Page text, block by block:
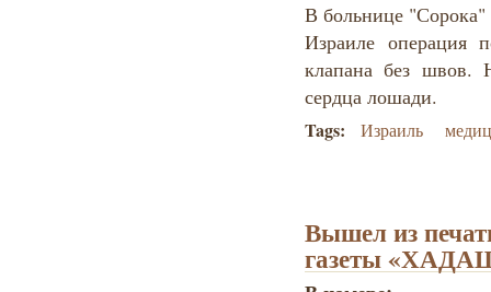
В больнице
Израиле операция
клапана без швов.
сердца лошади.
Tags: Израиль
Вышел из
газеты